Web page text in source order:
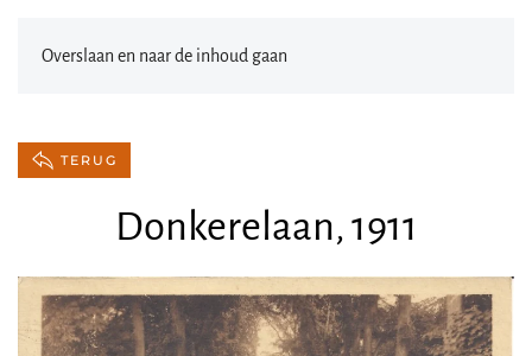
Overslaan en naar de inhoud gaan
TERUG
Donkerelaan, 1911